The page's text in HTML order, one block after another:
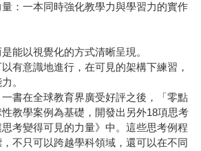
量：一本同時強化教學力與學習力的實作
能以視覺化的方式清晰呈現。
有意識地進行，在可見的架構下練習，
。
書在全球教育界廣受好評之後，「零點
教學案例為基礎，開發出另外18項思考
考變得可見的力量》中。這些思考例程
不只可以跨越學科領域，還可以在不同